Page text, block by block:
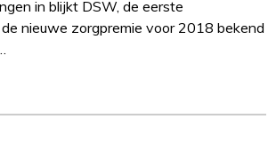
in blijkt DSW, de eerste
nieuwe zorgpremie voor 2018 bekend